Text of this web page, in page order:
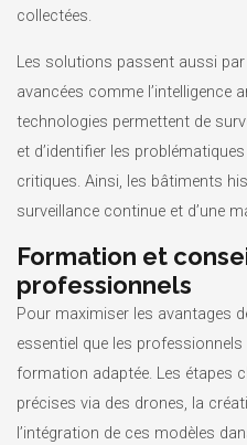
collectées.
Les solutions passent aussi
avancées comme l’intelligence
technologies permettent de
et d’identifier les
critiques. Ainsi, les bâtiments
surveillance continue et d’une
Formation et
professionnels
Pour maximiser les avantages
essentiel que les
formation adaptée. Les étapes
précises via des drones, la
l’intégration de ces modèles